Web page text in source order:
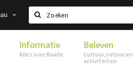
Zoeken
Informatie
Alles over Baarle
Beleven
Cultuur, natuur en
activiteiten